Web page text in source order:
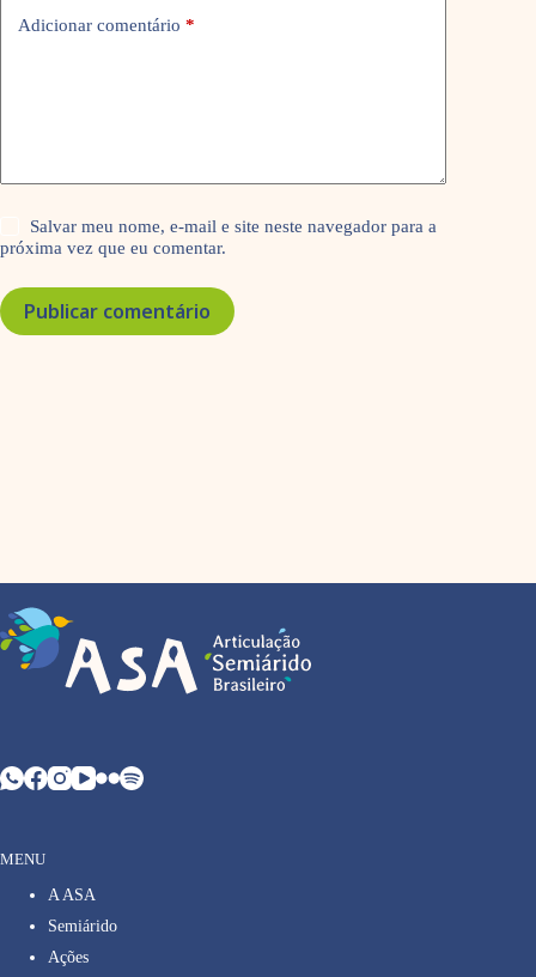
Adicionar comentário *
Salvar meu nome, e-mail e site neste navegador para a
próxima vez que eu comentar.
Publicar comentário
MENU
A ASA
Semiárido
Ações